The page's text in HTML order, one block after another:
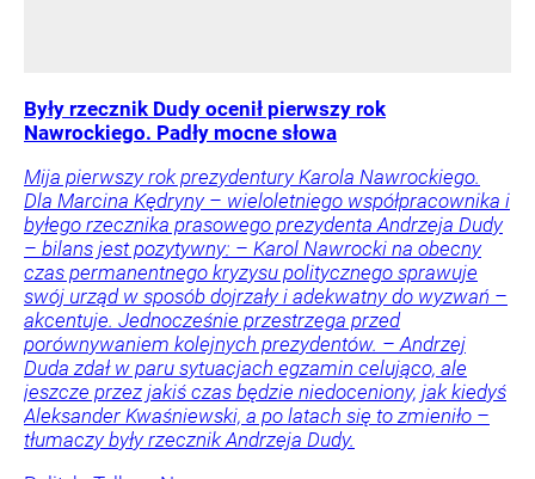
Były rzecznik Dudy ocenił pierwszy rok
Nawrockiego. Padły mocne słowa
Mija pierwszy rok prezydentury Karola Nawrockiego.
Dla Marcina Kędryny – wieloletniego współpracownika i
byłego rzecznika prasowego prezydenta Andrzeja Dudy
– bilans jest pozytywny: – Karol Nawrocki na obecny
czas permanentnego kryzysu politycznego sprawuje
swój urząd w sposób dojrzały i adekwatny do wyzwań –
akcentuje. Jednocześnie przestrzega przed
porównywaniem kolejnych prezydentów. – Andrzej
Duda zdał w paru sytuacjach egzamin celująco, ale
jeszcze przez jakiś czas będzie niedoceniony, jak kiedyś
Aleksander Kwaśniewski, a po latach się to zmieniło –
tłumaczy były rzecznik Andrzeja Dudy.